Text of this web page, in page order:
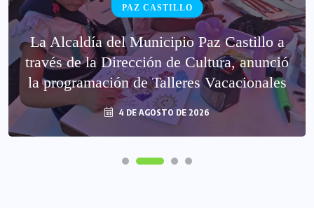
PAZ CASTILLO
La Alcaldía del Municipio Paz Castillo a
través de la Dirección de Cultura, anunció
la programación de Talleres Vacacionales
4 DE AGOSTO DE 2026